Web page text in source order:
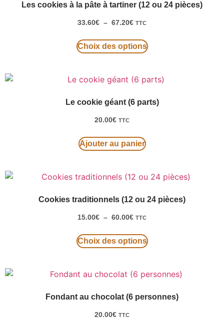
Les cookies à la pâte à tartiner (12 ou 24 pièces)
33.60€ – 67.20€ TTC
Choix des options
Le cookie géant (6 parts)
20.00€ TTC
Ajouter au panier
Cookies traditionnels (12 ou 24 pièces)
15.00€ – 60.00€ TTC
Choix des options
Fondant au chocolat (6 personnes)
20.00€ TTC